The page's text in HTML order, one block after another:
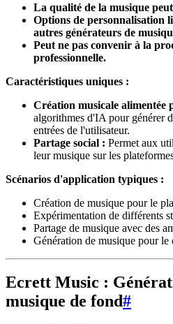
La qualité de la musique
Options de personnalisation
autres générateurs de
Peut ne pas convenir à la
professionnelle.
Caractéristiques uniques :
Création musicale alimentée
algorithmes d'IA pour générer
entrées de l'utilisateur.
Partage social : Permet aux
leur musique sur les
Scénarios d'application typiques :
Création de musique pour le
Expérimentation de différents
Partage de musique avec des
Génération de musique pour le
Ecrett Music :
musique de fond#